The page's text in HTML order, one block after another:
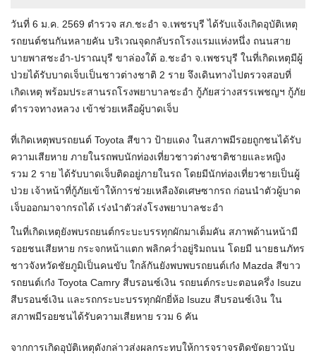
วันที่ 6 ม.ค. 2569 ตำรวจ สภ.ชะอำ จ.เพชรบุรี ได้รับแจ้งเกิดอุบัติเหตุ
รถยนต์ชนกันหลายคัน บริเวณจุดกลับรถโรงแรมแห่งหนึ่ง ถนนสาย
บายพาสชะอำ-ปราณบุรี ขาล่องใต้ อ.ชะอำ จ.เพชรบุรี ในที่เกิดเหตุมีผู้
ป่วยได้รับบาดเจ็บเป็นชาวต่างชาติ 2 ราย จึงเดินทางไปตรวจสอบที่
เกิดเหตุ พร้อมประสานรถโรงพยาบาลชะอำ กู้ภัยสว่างสรรเพชญฯ กู้ภัย
ตำรวจทางหลวง เข้าช่วยเหลือผู้บาดเจ็บ
ที่เกิดเหตุพบรถยนต์ Toyota สีขาว ป้ายแดง ในสภาพมีรอยถูกชนได้รับ
ความเสียหาย ภายในรถพบนักท่องเที่ยวชาวต่างชาติชายและหญิง
รวม 2 ราย ได้รับบาดเจ็บติดอยู่ภายในรถ โดยมีนักท่องเที่ยวชายเป็นผู้
ป่วย เจ้าหน้าที่กู้ภัยเข้าให้การช่วยเหลืองัดเศษซากรถ ก่อนนำตัวผู้บาด
เจ็บออกมาจากรถได้ เร่งนำตัวส่งโรงพยาบาลชะอำ
ในที่เกิดเหตุยังพบรถยนต์กระบะบรรทุกผักมาเต็มคัน สภาพด้านหน้ามี
รอยชนเสียหาย กระจกหน้าแตก พลิกคว่ำอยู่ริมถนน โดยมี นายธนภัทร
ชาวจังหวัดชัยภูมิเป็นคนขับ ใกล้กันยังพบพบรถยนต์เก๋ง Mazda สีขาว
รถยนต์เก๋ง Toyota Camry สีบรอนซ์เงิน รถยนต์กระบะตอนครึ่ง Isuzu
สีบรอนซ์เงิน และรถกระบะบรรทุกผักยี่ห้อ Isuzu สีบรอนซ์เงิน ใน
สภาพมีรอยชนได้รับความเสียหาย รวม 6 คัน
จากการเกิดอุบัติเหตุดังกล่าวส่งผลกระทบให้การจราจรติดขัดยาวนับ